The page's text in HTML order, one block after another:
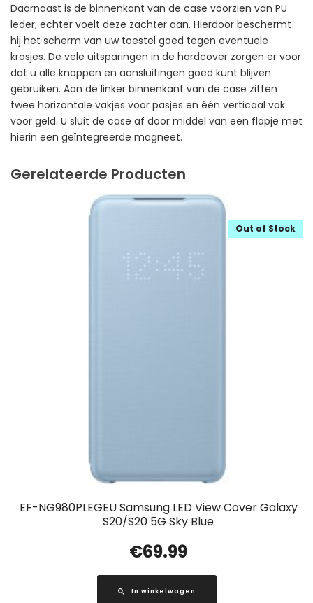
Daarnaast is de binnenkant van de case voorzien van PU
leder, echter voelt deze zachter aan. Hierdoor beschermt
hij het scherm van uw toestel goed tegen eventuele
krasjes. De vele uitsparingen in de hardcover zorgen er voor
dat u alle knoppen en aansluitingen goed kunt blijven
gebruiken. Aan de linker binnenkant van de case zitten
twee horizontale vakjes voor pasjes en één verticaal vak
voor geld. U sluit de case af door middel van een flapje met
hierin een geïntegreerde magneet.
Gerelateerde Producten
EF-NG980PLEGEU Samsung LED View Cover Galaxy
S20/S20 5G Sky Blue
Out of Stock
€69.99
In winkelwagen